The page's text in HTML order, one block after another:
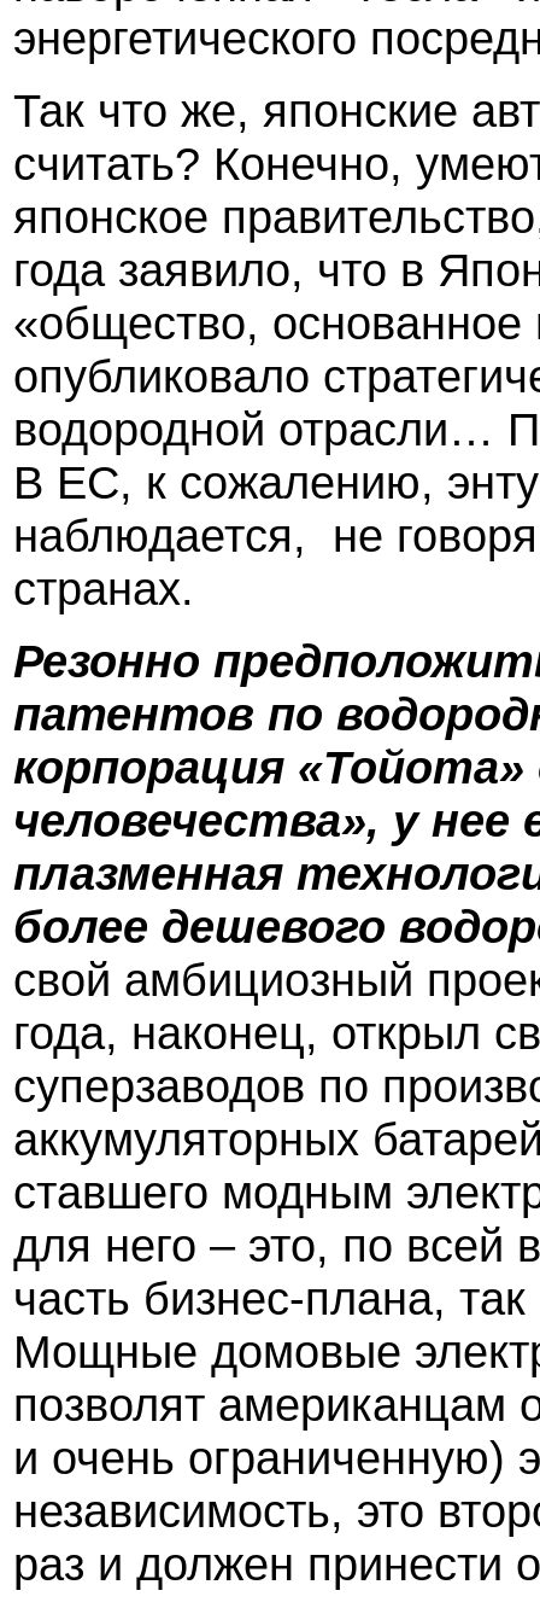
энергетического
Так что же, японские
считать? Конечно,
японское
года заявило, что в
«общество, основанное
опубликовало
водородной отрасли…
В ЕС, к сожалению,
наблюдается,
не
странах.
Резонно
патентов по
корпорация
человечества», у нее
плазменная
более дешевого
свой амбициозный
года, наконец, открыл
суперзаводов по
аккумуляторных
ставшего модным
для него – это, по всей
часть бизнес-плана,
Мощные домовые
позволят американцам
и очень ограниченную)
независимость, это
раз и должен принести